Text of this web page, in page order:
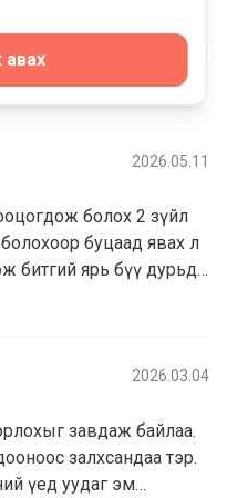
Таны минь бүхий л
жаргах болтугай.
2026.05.11
болох 2 зүйл
буцаад явах л
битгий ярь бүү дурьд
айна... Бодохоос ч
гарах бол би аян
өмсөх хувцас
чухал зүйлсээ
үхэх нь үнэн
бол тэнд юу
2026.03.04
завдаж байлаа.
залхсандаа тэр.
үед уудаг эм